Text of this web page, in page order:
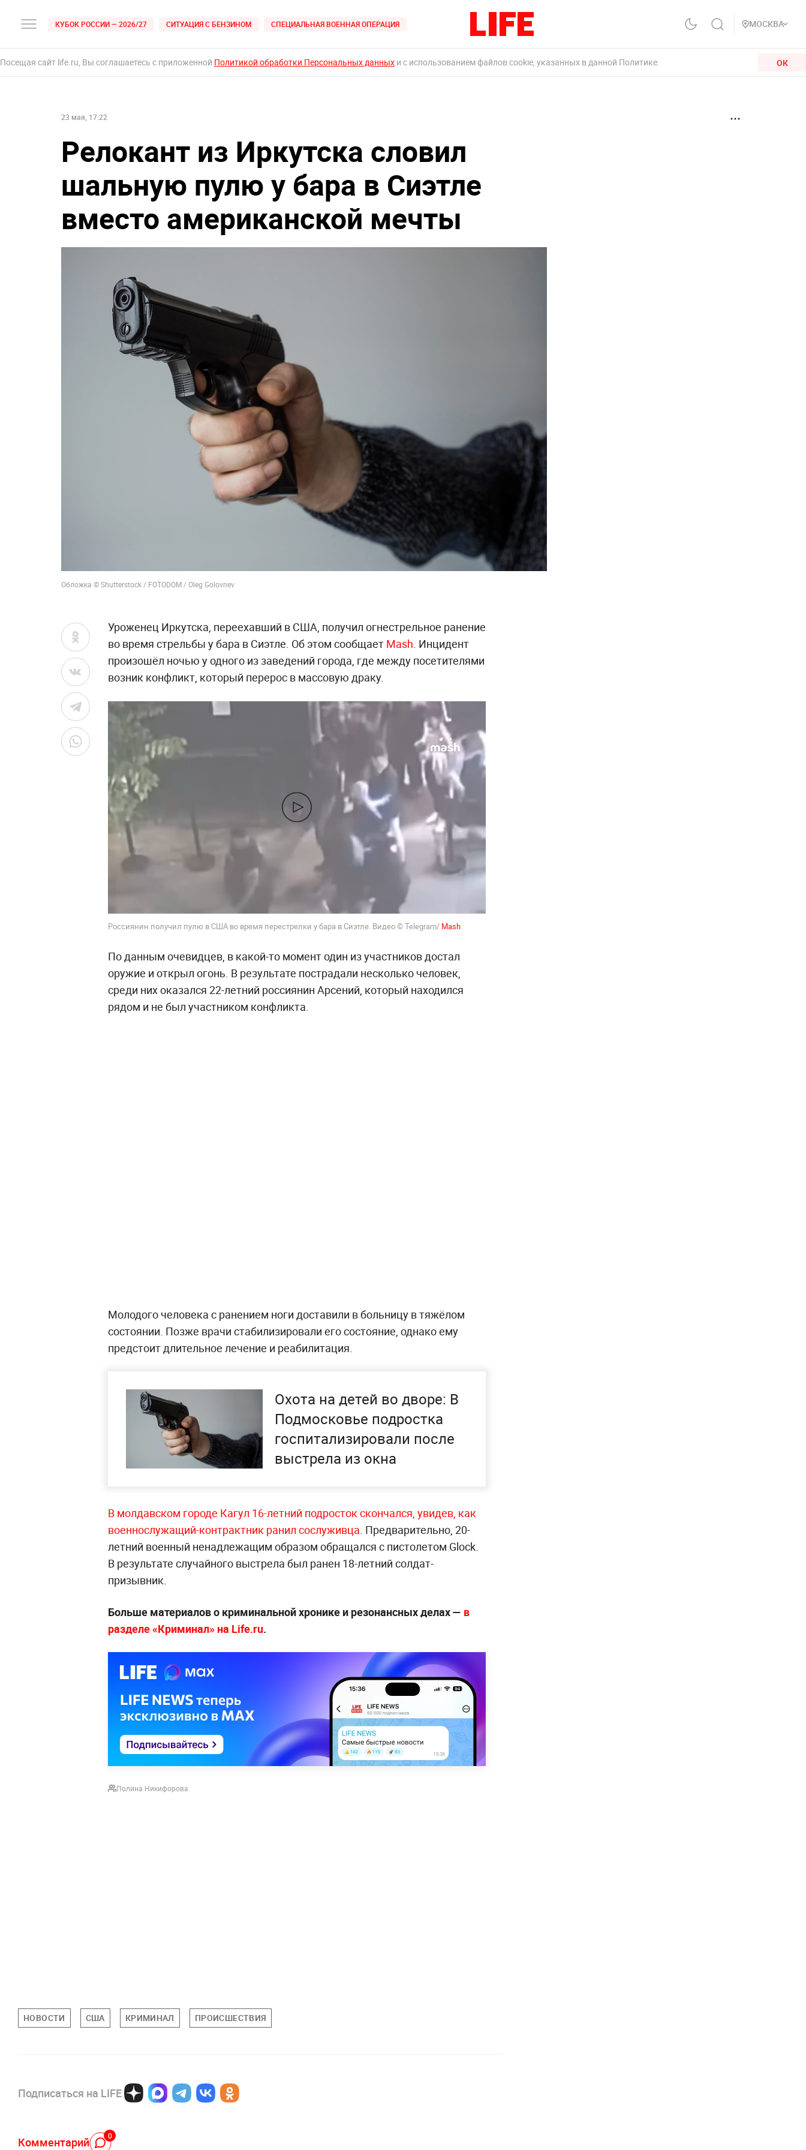
КУБОК РОССИИ — 2026/27 СИТУАЦИЯ С БЕНЗИНОМ СПЕЦИАЛЬНАЯ ВОЕННАЯ ОПЕРАЦИЯ МОСКВА
Посещая сайт life.ru, Вы соглашаетесь с приложенной Политикой обработки Персональных данных и с использованием файлов cookie, указанных в данной Политике. ОК
23 мая, 17:22
Релокант из Иркутска словил
шальную пулю у бара в Сиэтле
вместо американской мечты
Обложка © Shutterstock / FOTODOM / Oleg Golovnev
Уроженец Иркутска, переехавший в США, получил огнестрельное ранение
во время стрельбы у бара в Сиэтле. Об этом сообщает Mash. Инцидент
произошёл ночью у одного из заведений города, где между посетителями
возник конфликт, который перерос в массовую драку.
Россиянин получил пулю в США во время перестрелки у бара в Сиэтле. Видео © Telegram/ Mash
По данным очевидцев, в какой-то момент один из участников достал
оружие и открыл огонь. В результате пострадали несколько человек,
среди них оказался 22-летний россиянин Арсений, который находился
рядом и не был участником конфликта.
Молодого человека с ранением ноги доставили в больницу в тяжёлом
состоянии. Позже врачи стабилизировали его состояние, однако ему
предстоит длительное лечение и реабилитация.
Охота на детей во дворе: В
Подмосковье подростка
госпитализировали после
выстрела из окна
В молдавском городе Кагул 16-летний подросток скончался, увидев, как
военнослужащий-контрактник ранил сослуживца. Предварительно, 20-
летний военный ненадлежащим образом обращался с пистолетом Glock.
В результате случайного выстрела был ранен 18-летний солдат-
призывник.
Больше материалов о криминальной хронике и резонансных делах — в
разделе «Криминал» на Life.ru.
Полина Никифорова
НОВОСТИ США КРИМИНАЛ ПРОИСШЕСТВИЯ
Подписаться на LIFE
Комментарий 0